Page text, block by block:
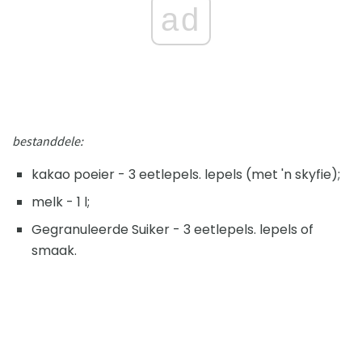
ad
bestanddele:
kakao poeier - 3 eetlepels. lepels (met 'n skyfie);
melk - 1 l;
Gegranuleerde Suiker - 3 eetlepels. lepels of
smaak.